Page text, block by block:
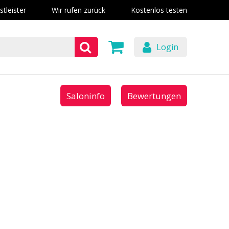
Wir rufen zurück Kostenlos testen
Login
Saloninfo Bewertungen